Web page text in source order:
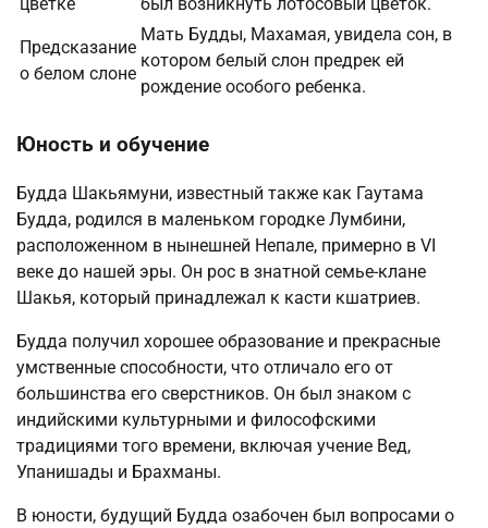
Предсказание
о белом слоне
Мать Будды, Махамая, увидела сон, в
котором белый слон предрек ей
рождение особого ребенка.
Юность и обучение
Будда Шакьямуни, известный также как Гаутама
Будда, родился в маленьком городке Лумбини,
расположенном в нынешней Непале, примерно в VI
веке до нашей эры. Он рос в знатной семье-клане
Шакья, который принадлежал к касти кшатриев.
Будда получил хорошее образование и прекрасные
умственные способности, что отличало его от
большинства его сверстников. Он был знаком с
индийскими культурными и философскими
традициями того времени, включая учение Вед,
Упанишады и Брахманы.
В юности, будущий Будда озабочен был вопросами о